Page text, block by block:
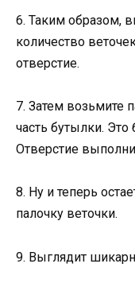
6. Таким образом,
количество
отверстие.
7. Затем возьмите
часть бутылки. Это
Отверстие
8. Ну и теперь
палочку веточки.
9. Выглядит